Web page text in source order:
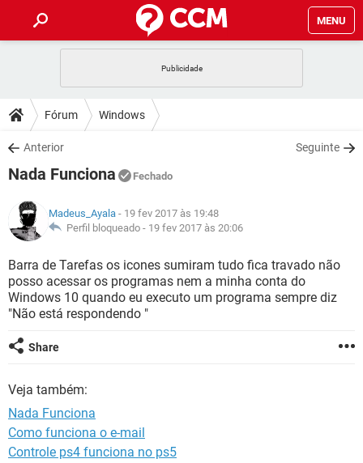
MENU
CELULAR
OUTLOOK
INSTAGRAM
GUIA DE COMPRAS
DICAS
JOGOS
INSTAGRAM GMAIL
GUIA DE COMPRAS
DOWNLOADS
JOGOS
CELULAR
OUTLOOK EXCEL
INSTAGRAM
GUIA DE COMPRAS
JOGOS WHATSAPP
CELULAR
OUTLOOK EXCEL
INSTAGRAM GMAIL
GLOSSÁRIO
WHATSAPP
CELULAR FACEBOOK
OUTLOOK
INSTAGRAM
Fórum Windows
Anterior Seguinte
Nada Funciona Fechado
Madeus_Ayala - 19 fev 2017 às 19:48
Perfil bloqueado - 19 fev 2017 às 20:06
Barra de Tarefas os icones sumiram tudo fica travado não
posso acessar os programas nem a minha conta do
Windows 10 quando eu executo um programa sempre diz
"Não está respondendo "
Share
Veja também:
Nada Funciona
Como funciona o e-mail
Controle ps4 funciona no ps5